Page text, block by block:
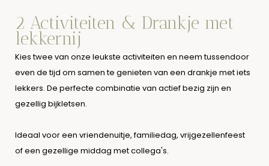
2 Activiteiten & Drankje met
lekkernij
Kies twee van onze leukste activiteiten en neem tussendoor
even de tijd om samen te genieten van een drankje met iets
lekkers. De perfecte combinatie van actief bezig zijn en
gezellig bijkletsen.
Ideaal voor een vriendenuitje, familiedag, vrijgezellenfeest
of een gezellige middag met collega's.